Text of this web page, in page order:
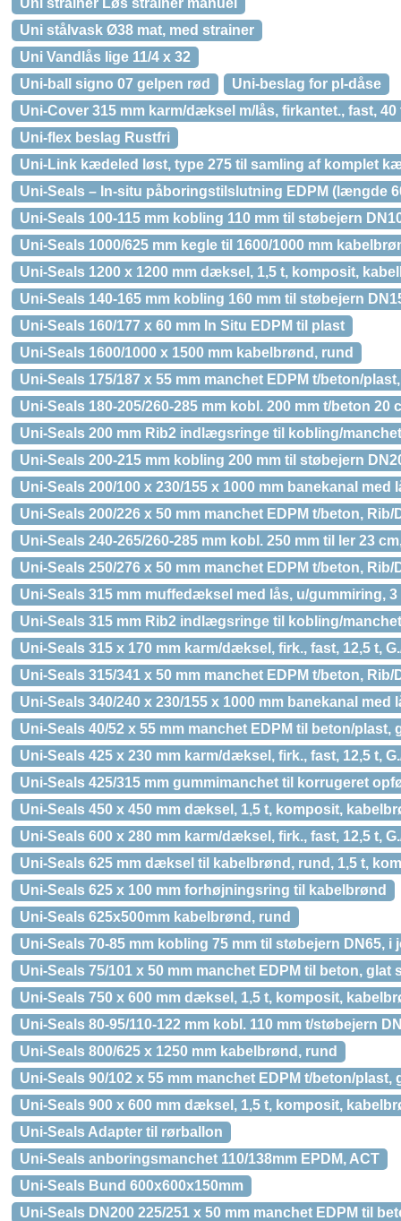
Uni strainer Løs strainer manuel
Uni stålvask Ø38 mat, med strainer
Uni Vandlås lige 11/4 x 32
Uni-ball signo 07 gelpen rød
Uni-beslag for pl-dåse
Uni-Cover 315 mm karm/dæksel m/lås, firkantet., fast,
Uni-flex beslag Rustfri
Uni-Link kædeled løst, type 275 til samling af komplet
Uni-Seals – In-situ påboringstilslutning EDPM (længde
Uni-Seals 100-115 mm kobling 110 mm til støbejern
Uni-Seals 1000/625 mm kegle til 1600/1000 mm
Uni-Seals 1200 x 1200 mm dæksel, 1,5 t, komposit,
Uni-Seals 140-165 mm kobling 160 mm til støbejern
Uni-Seals 160/177 x 60 mm In Situ EDPM til plast
Uni-Seals 1600/1000 x 1500 mm kabelbrønd, rund
Uni-Seals 175/187 x 55 mm manchet EDPM t/beton/
Uni-Seals 180-205/260-285 mm kobl. 200 mm t/beton 20
Uni-Seals 200 mm Rib2 indlægsringe til kobling/
Uni-Seals 200-215 mm kobling 200 mm til støbejern
Uni-Seals 200/100 x 230/155 x 1000 mm banekanal med
Uni-Seals 200/226 x 50 mm manchet EDPM t/beton, Rib/
Uni-Seals 240-265/260-285 mm kobl. 250 mm til ler 23
Uni-Seals 250/276 x 50 mm manchet EDPM t/beton, Rib/
Uni-Seals 315 mm muffedæksel med lås, u/gummiring,
Uni-Seals 315 mm Rib2 indlægsringe til kobling/
Uni-Seals 315 x 170 mm karm/dæksel, firk., fast, 12,5 t,
Uni-Seals 315/341 x 50 mm manchet EDPM t/beton, Rib/
Uni-Seals 340/240 x 230/155 x 1000 mm banekanal med
Uni-Seals 40/52 x 55 mm manchet EDPM til beton/plast,
Uni-Seals 425 x 230 mm karm/dæksel, firk., fast, 12,5 t,
Uni-Seals 425/315 mm gummimanchet til korrugeret
Uni-Seals 450 x 450 mm dæksel, 1,5 t, komposit,
Uni-Seals 600 x 280 mm karm/dæksel, firk., fast, 12,5 t,
Uni-Seals 625 mm dæksel til kabelbrønd, rund, 1,5 t,
Uni-Seals 625 x 100 mm forhøjningsring til kabelbrønd
Uni-Seals 625x500mm kabelbrønd, rund
Uni-Seals 70-85 mm kobling 75 mm til støbejern DN65, i
Uni-Seals 75/101 x 50 mm manchet EDPM til beton, glat
Uni-Seals 750 x 600 mm dæksel, 1,5 t, komposit,
Uni-Seals 80-95/110-122 mm kobl. 110 mm t/støbejern
Uni-Seals 800/625 x 1250 mm kabelbrønd, rund
Uni-Seals 90/102 x 55 mm manchet EDPM t/beton/plast,
Uni-Seals 900 x 600 mm dæksel, 1,5 t, komposit,
Uni-Seals Adapter til rørballon
Uni-Seals anboringsmanchet 110/138mm EPDM, ACT
Uni-Seals Bund 600x600x150mm
Uni-Seals DN200 225/251 x 50 mm manchet EDPM til